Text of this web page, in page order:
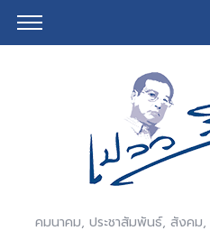
คมนาคม, ประชาสัมพันธ์, สังคม,